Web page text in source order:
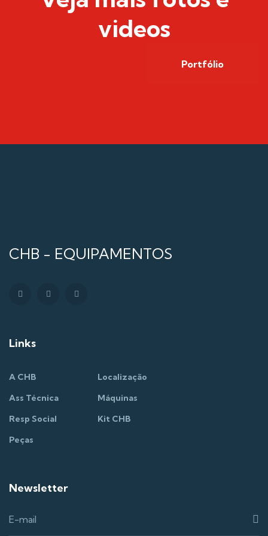
videos
Portfólio
CHB - EQUIPAMENTOS
Links
A CHB
Ass Técnica
Resp Social
Peças
Localização
Máquinas
Kit CHB
Newsletter